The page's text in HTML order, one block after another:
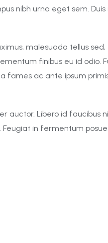
nibh urna eget sem.
malesuada tellus sed,
finibus eu id odio.
fames ac ante ipsum
auctor. Libero id faucibus
Feugiat in fermentum